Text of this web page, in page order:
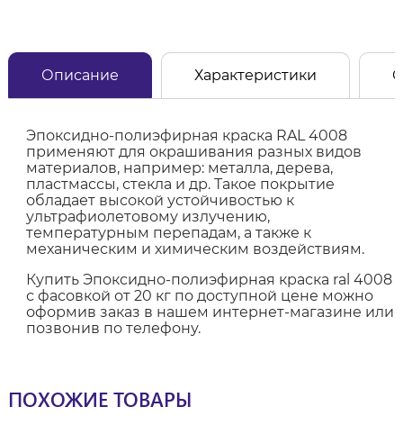
Описание Характеристики
Эпоксидно-полиэфирная краска RAL 4008
применяют для окрашивания разных видов
материалов, например: металла, дерева,
пластмассы, стекла и др. Такое покрытие
обладает высокой устойчивостью к
ультрафиолетовому излучению,
температурным перепадам, а также к
механическим и химическим воздействиям.
Купить Эпоксидно-полиэфирная краска ral 4008
с фасовкой от 20 кг по доступной цене можно
оформив заказ в нашем интернет-магазине или
позвонив по телефону.
ПОХОЖИЕ ТОВАРЫ